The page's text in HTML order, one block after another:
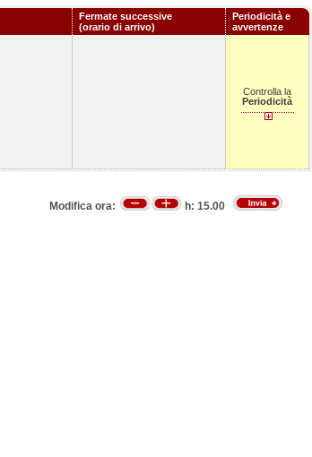
Fermate successive
(orario di arrivo)
Periodicità e
avvertenze
Controlla la
Periodicità
Modifica ora: h: 15.00